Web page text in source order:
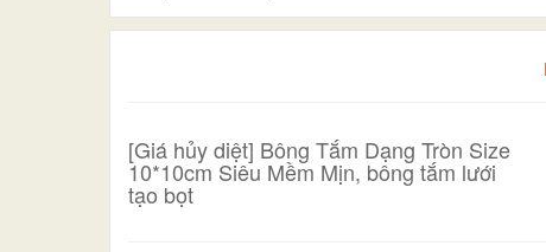
[Giá hủy diệt] Bông Tắm Dạng Tròn Size
10*10cm Siêu Mềm Mịn, bông tắm lưới
tạo bọt